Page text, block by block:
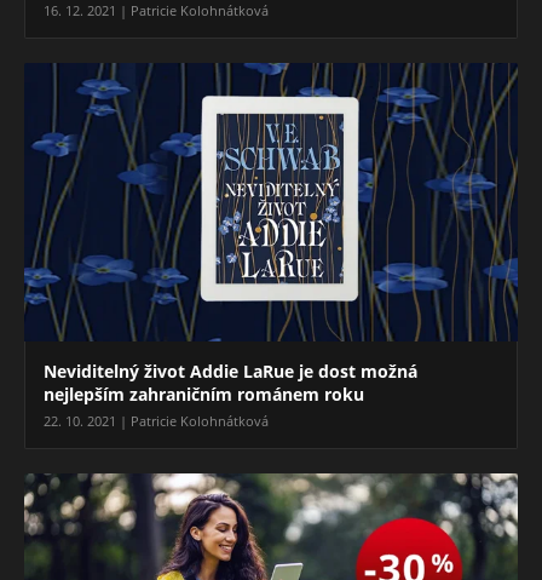
16. 12. 2021 | Patricie Kolohnátková
Neviditelný život Addie LaRue je dost možná
nejlepším zahraničním románem roku
22. 10. 2021 | Patricie Kolohnátková